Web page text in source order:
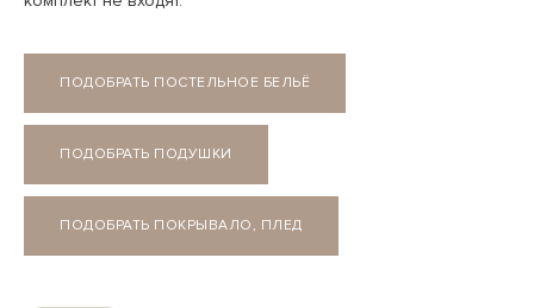
ПОДОБРАТЬ ПОСТЕЛЬНОЕ БЕЛЬЁ
ПОДОБРАТЬ ПОДУШКИ
ПОДОБРАТЬ ПОКРЫВАЛО, ПЛЕД